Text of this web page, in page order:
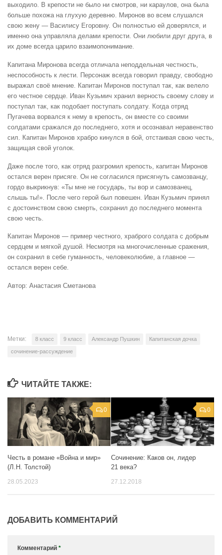
выходило. В крепости не было ни смотров, ни караулов, она была
больше похожа на глухую деревню. Миронов во всем слушался
свою жену — Василису Егоровну. Он полностью ей доверялся, и
именно она управляла делами крепости. Они любили друг друга, в
их доме всегда царило взаимопонимание.
Капитана Миронова всегда отличала неподдельная честность,
неспособность к лести. Персонаж всегда говорил правду, свободно
выражал своё мнение. Капитан Миронов поступал так, как велело
его честное сердце. Иван Кузьмич хранил верность своему слову и
поступал так, как подобает поступать солдату. Когда отряд
Пугачева ворвался к нему в крепость, он вместе со своими
солдатами сражался до последнего, хотя и осознавал неравенство
сил. Капитан Миронов храбро кинулся в бой, отстаивая свою честь,
защищая свой уголок.
Даже после того, как отряд разгромил крепость, капитан Миронов
остался верен присяге. Он не согласился присягнуть самозванцу,
гордо выкрикнув: «Ты мне не государь, ты вор и самозванец,
слышь ты!». После чего герой был повешен. Иван Кузьмич принял
с достоинством свою смерть, сохранил до последнего момента
свою честь.
Капитан Миронов — пример честного, храброго солдата с добрым
сердцем и мягкой душой. Несмотря на многочисленные сражения,
он сохранил в себе гуманность, человеколюбие, а главное —
остался верен себе.
Автор: Анастасия Сметанова
Метки: 8 класс 9 класс Александр Пушкин Капитанская дочка
сочинение-рассуждение
ЧИТАЙТЕ ТАКЖЕ:
0
Честь в романе «Война и мир»
(Л.Н. Толстой)
28.05.2023
0
Сочинение: Каков он, лидер
21 века?
27.12.2018
ДОБАВИТЬ КОММЕНТАРИЙ
Комментарий *